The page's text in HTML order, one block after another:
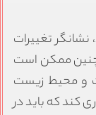
تغییرات
ممکن است
و محیط زیست
کند که باید در